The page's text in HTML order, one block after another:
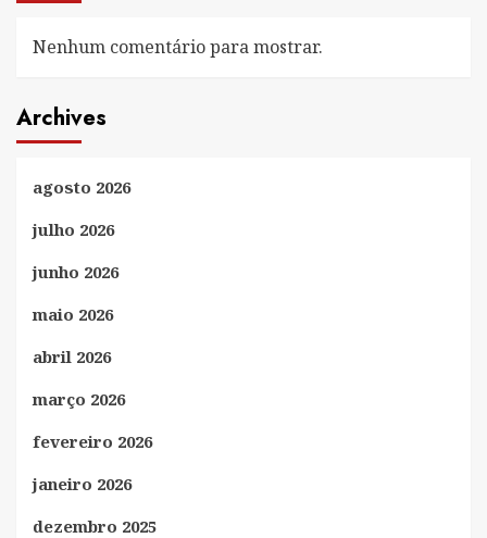
Nenhum comentário para mostrar.
Archives
agosto 2026
julho 2026
junho 2026
maio 2026
abril 2026
março 2026
fevereiro 2026
janeiro 2026
dezembro 2025